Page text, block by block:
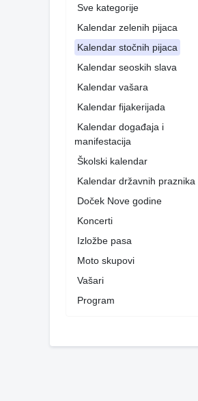
Sve kategorije
Kalendar zelenih pijaca
Kalendar stočnih pijaca
Kalendar seoskih slava
Kalendar vašara
Kalendar fijakerijada
Kalendar događaja i
manifestacija
Školski kalendar
Kalendar državnih praznika
Doček Nove godine
Koncerti
Izložbe pasa
Moto skupovi
Vašari
Program